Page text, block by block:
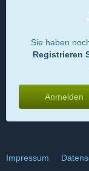
Sie haben
Registrieren
Anmelden
Impressum